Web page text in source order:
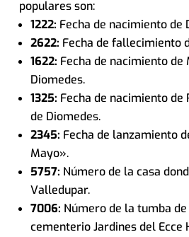
populares son:
1222: Fecha de nacimiento de
2622: Fecha de fallecimiento
1622: Fecha de nacimiento de
Diomedes.
1325: Fecha de nacimiento
de Diomedes.
2345: Fecha de lanzamiento
Mayo».
5757: Número de la casa
Valledupar.
7006: Número de la tumba
cementerio Jardines del Ecce